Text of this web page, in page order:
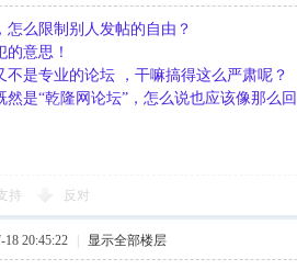
怎么限制别人发帖的自由？
意思！
不是专业的论坛 ，干嘛搞得这么严肃呢？
然是“乾隆网论坛”，怎么说也应该像那么
持 反对
20:45:22 显示全部楼层